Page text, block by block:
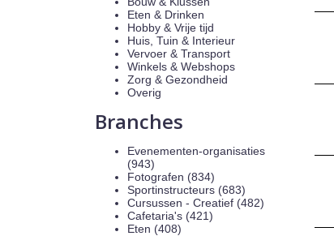
Eten & Drinken
Hobby & Vrije tijd
Huis, Tuin & Interieur
Vervoer & Transport
Winkels & Webshops
Zorg & Gezondheid
Overig
Branches
Evenementen-organisaties
(943)
Fotografen (834)
Sportinstructeurs (683)
Cursussen - Creatief (482)
Cafetaria's (421)
Eten (408)